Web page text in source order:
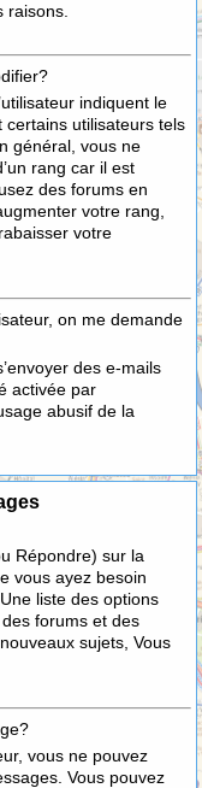
raisons.
indiquent le
utilisateurs tels
général, vous ne
rang car il est
des forums en
votre rang,
votre
on me demande
des e-mails
activée par
abusif de la
Répondre) sur la
vous ayez besoin
liste des options
forums et des
sujets, Vous
vous ne pouvez
Vous pouvez